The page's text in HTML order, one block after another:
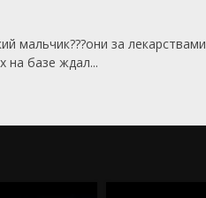
мальчик???они за лекарствами
на базе ждал...